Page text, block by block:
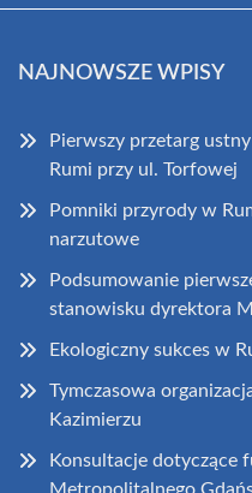
NAJNOWSZE WPISY
Pierwszy przetarg
Rumi przy ul. Torfowej
Pomniki przyrody w
narzutowe
Podsumowanie
stanowisku dyrektora
Ekologiczny sukces w
Tymczasowa
Kazimierzu
Konsultacje dotyczące
Metropolitalnego